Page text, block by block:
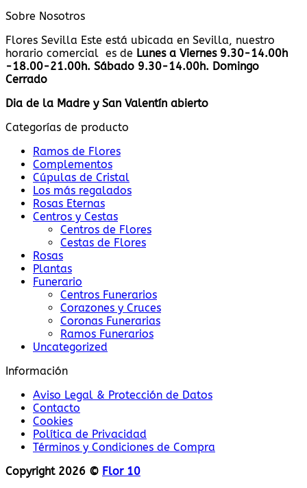
Sobre Nosotros
Flores Sevilla Este está ubicada en Sevilla, nuestro
horario comercial es de Lunes a Viernes 9.30-14.00h
-18.00-21.00h. Sábado 9.30-14.00h. Domingo
Cerrado
Dia de la Madre y San Valentín abierto
Categorías de producto
Ramos de Flores
Complementos
Cúpulas de Cristal
Los más regalados
Rosas Eternas
Centros y Cestas
Centros de Flores
Cestas de Flores
Rosas
Plantas
Funerario
Centros Funerarios
Corazones y Cruces
Coronas Funerarias
Ramos Funerarios
Uncategorized
Información
Aviso Legal & Protección de Datos
Contacto
Cookies
Política de Privacidad
Términos y Condiciones de Compra
Copyright 2026 © Flor 10